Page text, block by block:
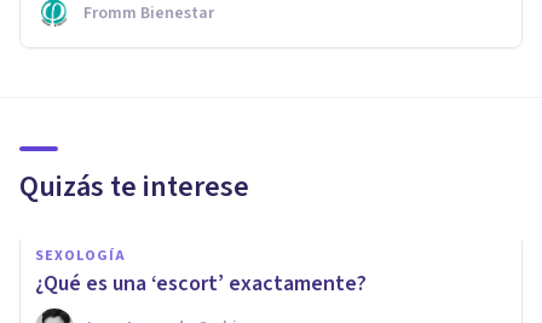
Fromm Bienestar
Quizás te interese
SEXOLOGÍA
¿Qué es una ‘escort’ exactamente?